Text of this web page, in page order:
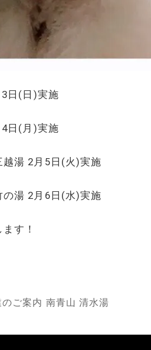
日(日)実施
日(月)実施
越湯 2月5日(火)実施
の湯 2月6日(水)実施
す！
ご案内 南青山 清水湯